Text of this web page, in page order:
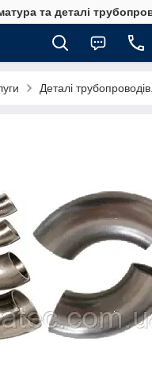
та деталі
Деталі трубопроводів.